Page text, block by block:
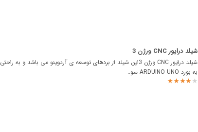
شیلد درایور CNC ورژن 3
شیلد درایور CNC ورژن 3این شیلد از بردهای توسعه ی آردوینو می باشد و به راحتی
به بورد ARDUINO UNO سو..